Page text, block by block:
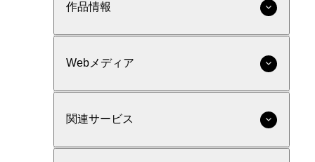
作品情報
Webメディア
関連サービス